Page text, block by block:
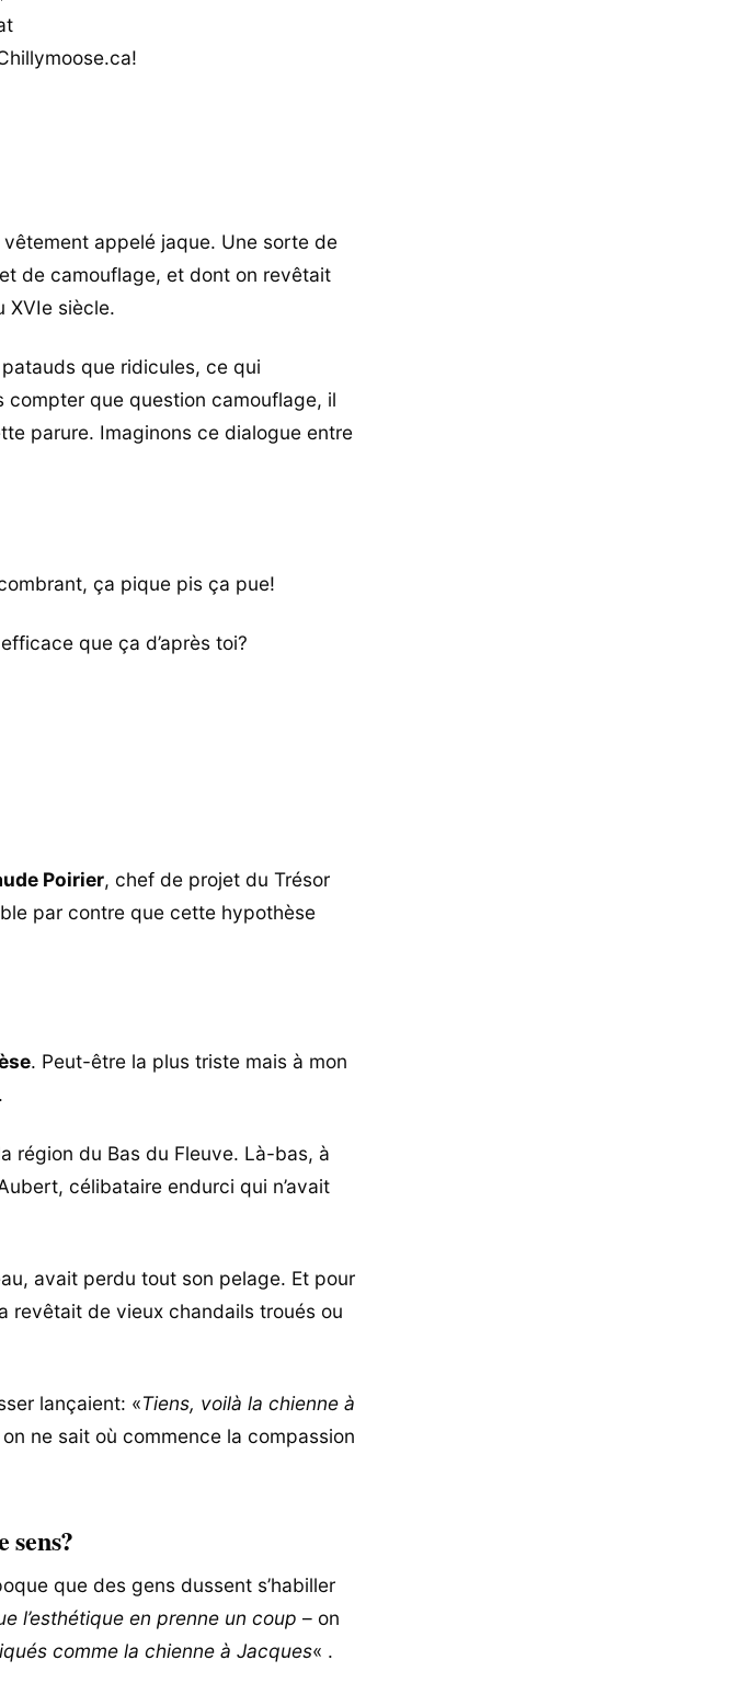
appelé jaque. Une sorte de
de camouflage, et dont on revêtait
XVIe siècle.
que ridicules, ce qui
compter que question camouflage, il
parure. Imaginons ce dialogue entre
ça pique pis ça pue!
que ça d’après toi?
Poirier, chef de projet du Trésor
par contre que cette hypothèse
. Peut-être la plus triste mais à mon
région du Bas du Fleuve. Là-bas, à
célibataire endurci qui n’avait
avait perdu tout son pelage. Et pour
revêtait de vieux chandails troués ou
lançaient: «Tiens, voilà la chienne à
ne sait où commence la compassion
que des gens dussent s’habiller
l’esthétique en prenne un coup – on
comme la chienne à Jacques« .